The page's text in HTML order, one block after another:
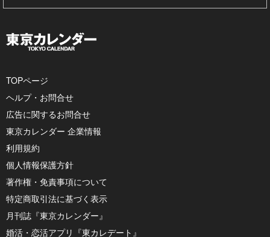
TOPページ
ヘルプ・お問合せ
広告に関するお問合せ
東京カレンダー 企業情報
利用規約
個人情報保護方針
著作権・免責事項について
特定商取引法に基づく表示
月刊誌『東京カレンダー』
婚活・恋活アプリ『東カレデート』